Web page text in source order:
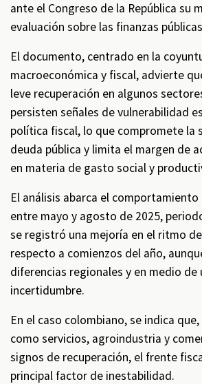
ante el Congreso de la República su
evaluación sobre las finanzas
El documento, centrado en la
macroeconómica y fiscal, advierte
leve recuperación en algunos
persisten señales de vulnerabilidad
política fiscal, lo que compromete la
deuda pública y limita el margen de
en materia de gasto social y
El análisis abarca el
entre mayo y agosto de 2025,
se registró una mejoría en el ritmo
respecto a comienzos del año,
diferencias regionales y en medio de
incertidumbre.
En el caso colombiano, se indica
como servicios, agroindustria y
signos de recuperación, el frente
principal factor de inestabilidad.